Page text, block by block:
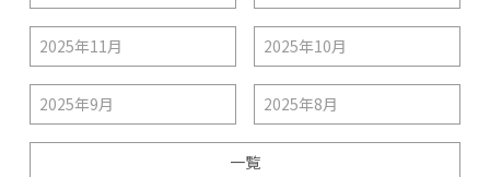
2025年11月 2025年10月
2025年9月 2025年8月
一覧